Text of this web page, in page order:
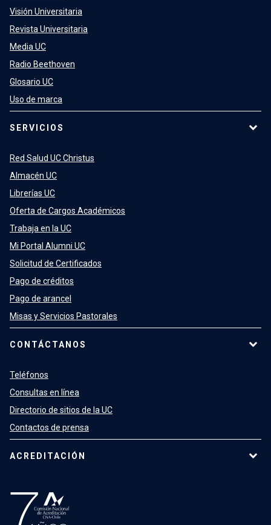
Visión Universitaria
Revista Universitaria
Media UC
Radio Beethoven
Glosario UC
Uso de marca
SERVICIOS
Red Salud UC Christus
Almacén UC
Librerías UC
Oferta de Cargos Académicos
Trabaja en la UC
Mi Portal Alumni UC
Solicitud de Certificados
Pago de créditos
Pago de arancel
Misas y Servicios Pastorales
CONTÁCTANOS
Teléfonos
Consultas en línea
Directorio de sitios de la UC
Contactos de prensa
ACREDITACIÓN